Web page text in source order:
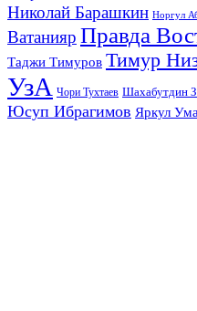
Николай Барашкин Норгул
Ватанияр Правда
Таджи Тимуров Тимур
УзА Чори Тухтаев Шахабутдин
Юсуп Ибрагимов Яркул